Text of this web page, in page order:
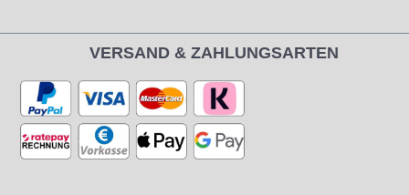
VERSAND & ZAHLUNGSARTEN